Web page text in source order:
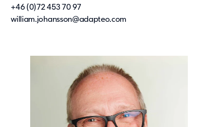
+46 (0)72 453 70 97
william.johansson@adapteo.com